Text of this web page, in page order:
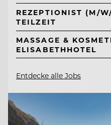
REZEPTIONIST (M/
TEILZEIT
MASSAGE &
ELISABETHHOTEL
Entdecke alle Jobs